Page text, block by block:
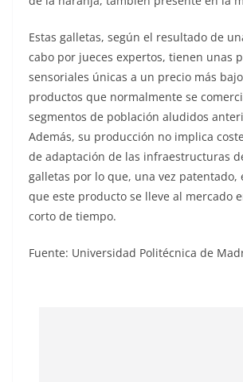
Estas galletas, según el resultado de
cabo por jueces expertos, tienen unas
sensoriales únicas a un precio más
productos que normalmente se
segmentos de población aludidos
Además, su producción no implica
de adaptación de las infraestructuras
galletas por lo que, una vez patentado,
que este producto se lleve al mercado
corto de tiempo.
Fuente: Universidad Politécnica de